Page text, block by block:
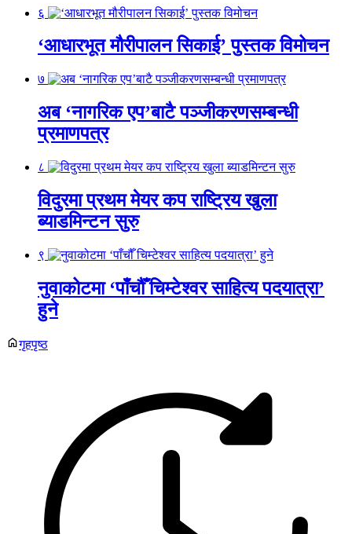
६
‘आधारभूत मौरीपालन सिकाई’ पुस्तक विमोचन
७
अब ‘नागरिक एप’बाटै पञ्जीकरणसम्बन्धी
प्रमाणपत्र
८
विदुरमा प्रथम मेयर कप राष्ट्रिय खुला
ब्याडमिन्टन सुरु
९
नुवाकोटमा ‘पाँचौँ चिम्टेश्वर साहित्य पदयात्रा’
हुने
गृहपृष्ठ